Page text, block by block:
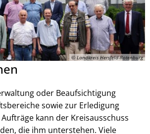
© Landkreis Hersfeld-Rotenburg
oder Beaufsichtigung
sowie zur Erledigung
kann der Kreisausschuss
die ihm unterstehen. Viele